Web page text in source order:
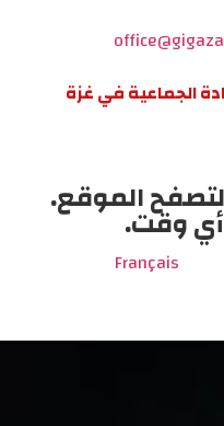
الجماعية في غزة
لتصفح الموقع.
أي وقت.
Français